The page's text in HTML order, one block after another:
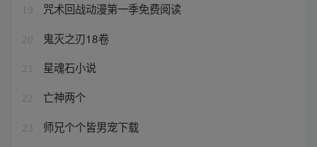
19 咒术回战动漫第一季免费阅读
20 鬼灭之刃18卷
21 星魂石小说
22 亡神两个
23 师兄个个皆男宠下载